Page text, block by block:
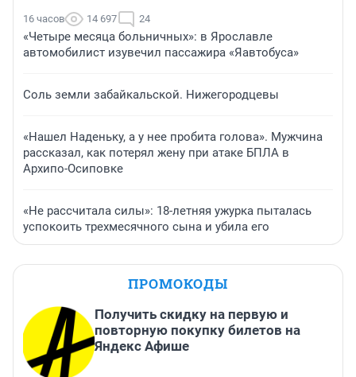
16 часов 14 697 24
«Четыре месяца больничных»: в Ярославле
автомобилист изувечил пассажира «Яавтобуса»
Соль земли забайкальской. Нижегородцевы
«Нашел Наденьку, а у нее пробита голова». Мужчина
рассказал, как потерял жену при атаке БПЛА в
Архипо-Осиповке
«Не рассчитала силы»: 18-летняя ужурка пыталась
успокоить трехмесячного сына и убила его
ПРОМОКОДЫ
Получить скидку на первую и
повторную покупку билетов на
Яндекс Афише